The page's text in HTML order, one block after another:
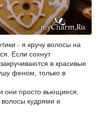
- я кручу волосы на
Если сохнут
в красивые
феном, только в
они просто вьющиеся,
кудрями и